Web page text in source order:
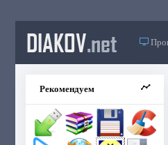
DIAKOV.net
Рекомендуем